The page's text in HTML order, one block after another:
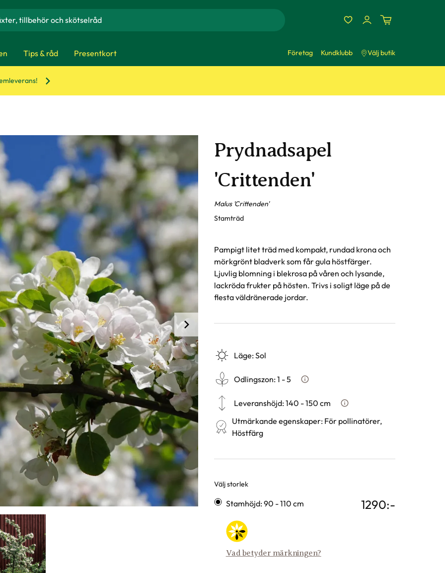
Tips & råd Presentkort Företag Kundklubb Välj butik
Prydnadsapel
'Crittenden'
Malus 'Crittenden'
Stamträd
Pampigt litet träd med kompakt, rundad krona och
mörkgrönt bladverk som får gula höstfärger.
Ljuvlig blomning i blekrosa på våren och lysande,
lackröda frukter på hösten. Trivs i soligt läge på de
flesta väldränerade jordar.
Läge:Sol
Odlingszon:1 - 5
Vad är odlingszon?
Leveranshöjd:140 - 150 cm
Hur vi mäter leveranshöjd
Utmärkande egenskaper: För pollinatörer,
Höstfärg
Välj storlek
Varianter
Stamhöjd: 90 - 110 cm
Vad betyder märkningen?
1290:-